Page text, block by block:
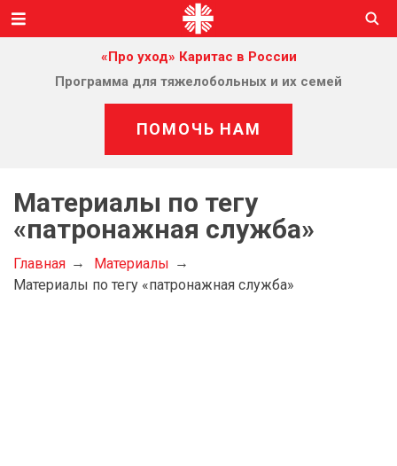
«Про уход» Каритас в России
Программа для тяжелобольных и их семей
ПОМОЧЬ НАМ
Материалы по тегу
«патронажная служба»
Главная
Материалы
Материалы по тегу «патронажная служба»